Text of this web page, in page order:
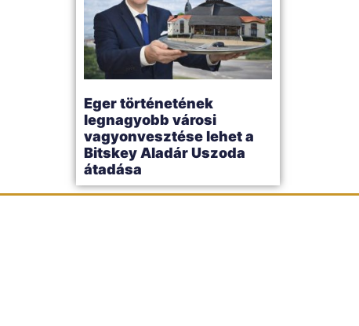
Eger történetének
legnagyobb városi
vagyonvesztése lehet a
Bitskey Aladár Uszoda
átadása